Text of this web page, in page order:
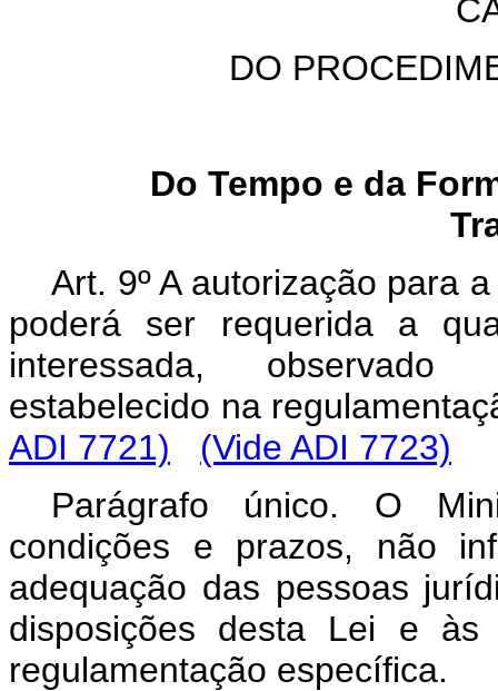
DO
Do Tempo e da
Art. 9º A autorização para
poderá ser requerida a
interessada, observado
estabelecido na
ADI 7721)
(Vide ADI 7723)
Parágrafo único. O
condições e prazos, não
adequação das pessoas
disposições desta Lei e
regulamentação específica.